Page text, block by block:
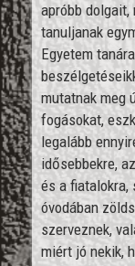
apróbb
tanuljanak
Egyetem
mutatnak meg
fogásokat,
legalább
idősebbekre,
és a
óvodában
szerveznek,
miért jó nekik,